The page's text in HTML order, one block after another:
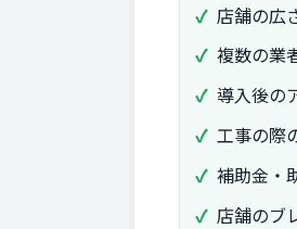
店舗の広
複数の業
導入後の
工事の際
補助金・
店舗のブ